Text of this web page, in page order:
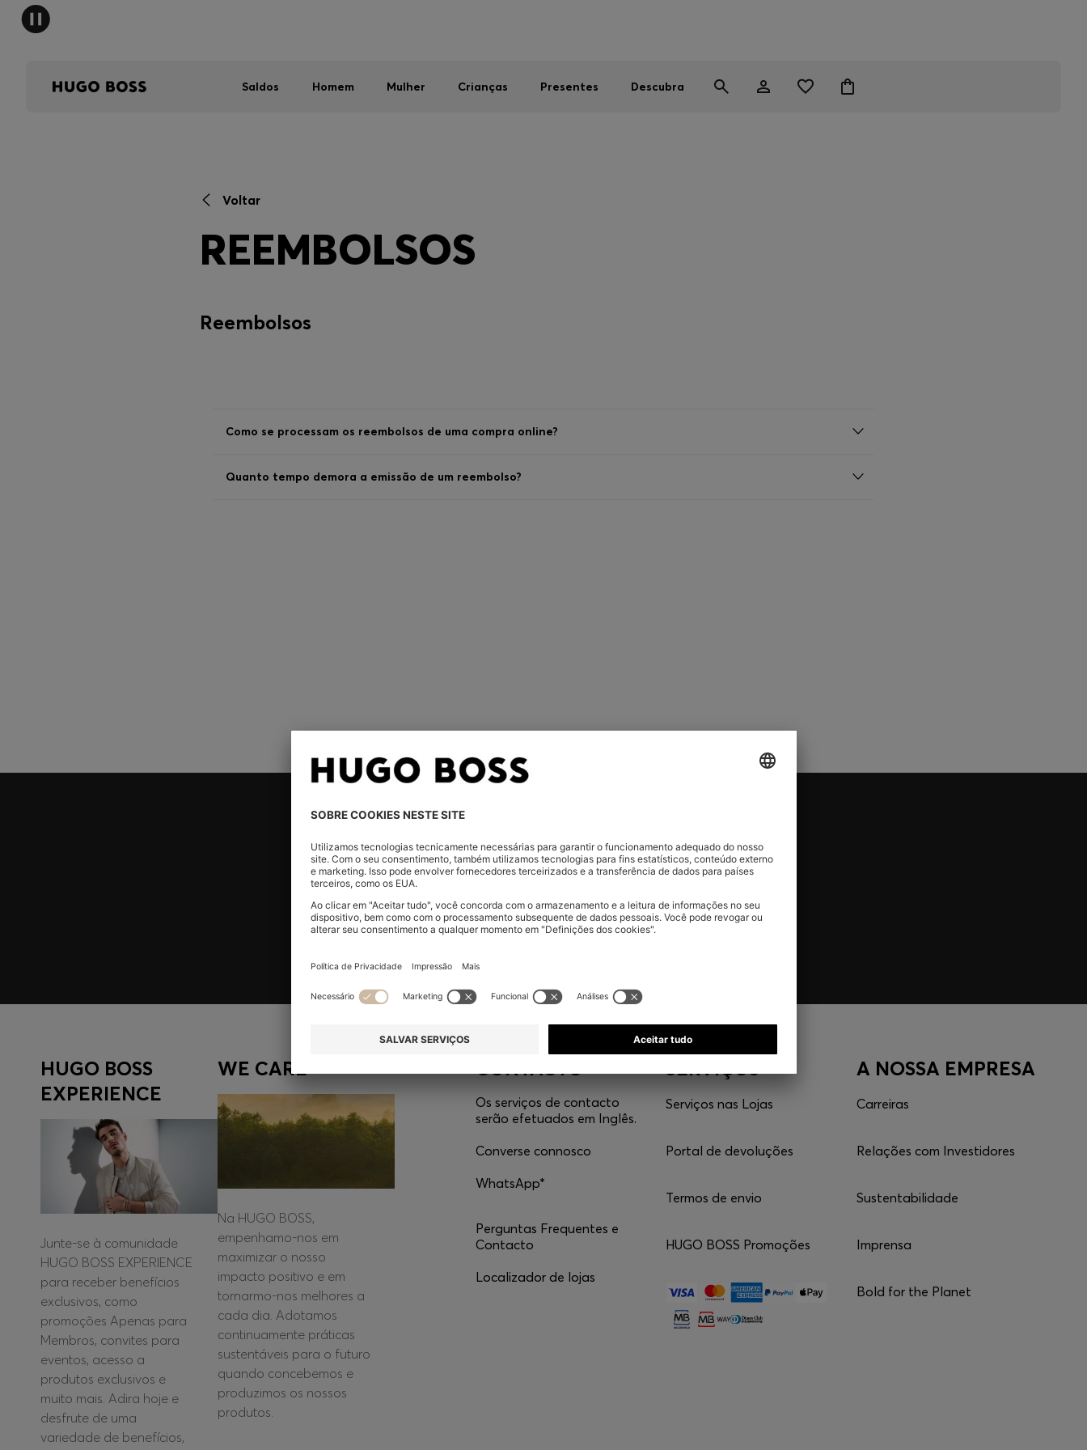
Saldos Homem Mulher Crianças Presentes Descubra
Voltar
REEMBOLSOS
Reembolsos
Como se processam os reembolsos de uma compra online?
Quanto tempo demora a emissão de um reembolso?
Registe-se para aceder a ofertas e benefícios exclusivos apenas para
HUGO BOSS
EXPERIENCE
Junte-se à comunidade
HUGO BOSS EXPERIENCE
para receber benefícios
exclusivos, como
promoções Apenas para
Membros, convites para
eventos, acesso a
produtos exclusivos e
muito mais. Adira hoje e
desfrute de uma
variedade de benefícios,
WE CARE
Na HUGO BOSS,
empenhamo-nos em
maximizar o nosso
impacto positivo e em
tornarmo-nos melhores a
cada dia. Adotamos
continuamente práticas
sustentáveis para o futuro
quando concebemos e
produzimos os nossos
produtos.
CONTACTO
Os serviços de contacto
serão efetuados em Inglês.
Converse connosco
WhatsApp*
Perguntas Frequentes e
Contacto
Localizador de lojas
SERVIÇOS
Serviços nas Lojas
Portal de devoluções
Termos de envio
HUGO BOSS Promoções
A NOSSA EMPRESA
Carreiras
Relações com Investidores
Sustentabilidade
Imprensa
Bold for the Planet